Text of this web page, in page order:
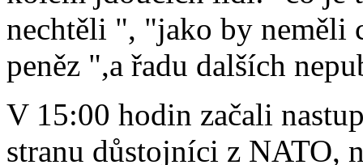
nechtěli ", "jako by neměli
peněz ",a řadu dalších
V 15:00 hodin začali
stranu důstojníci z NATO,